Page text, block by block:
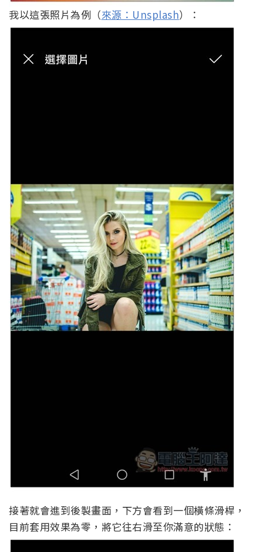
我以這張照片為例（來源：Unsplash）：
接著就會進到後製畫面，下方會看到一個橫條滑桿，
目前套用效果為零，將它往右滑至你滿意的狀態：